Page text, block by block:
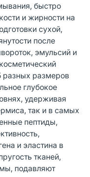
быстро
и жирности на
сухой,
после
эмульсий и
разных размеров
глубокое
удерживая
так и в самых
пептиды,
и эластина в
тканей,
подавляют